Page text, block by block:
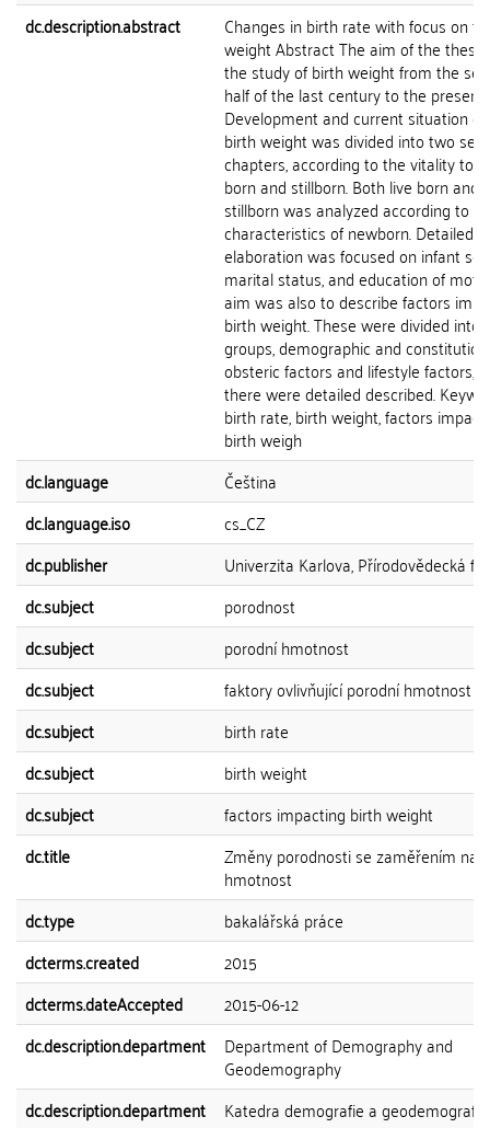
dc.description.abstract
Changes in birth rate with focus on
weight Abstract The aim of the
the study of birth weight from the
half of the last century to the present.
Development and current situation
birth weight was divided into two
chapters, according to the vitality to
born and stillborn. Both live born and
stillborn was analyzed according to
characteristics of newborn. Detailed
elaboration was focused on infant sex,
marital status, and education of
aim was also to describe factors
birth weight. These were divided into
groups, demographic and
obsteric factors and lifestyle factors,
there were detailed described.
birth rate, birth weight, factors
birth weigh
dc.language
Čeština
dc.language.iso
cs_CZ
dc.publisher
Univerzita Karlova, Přírodovědecká
dc.subject
porodnost
dc.subject
porodní hmotnost
dc.subject
faktory ovlivňující porodní hmotnost
dc.subject
birth rate
dc.subject
birth weight
dc.subject
factors impacting birth weight
dc.title
Změny porodnosti se zaměřením na
hmotnost
dc.type
bakalářská práce
dcterms.created
2015
dcterms.dateAccepted
2015-06-12
dc.description.department
Department of Demography and
Geodemography
dc.description.department
Katedra demografie a geodemografie